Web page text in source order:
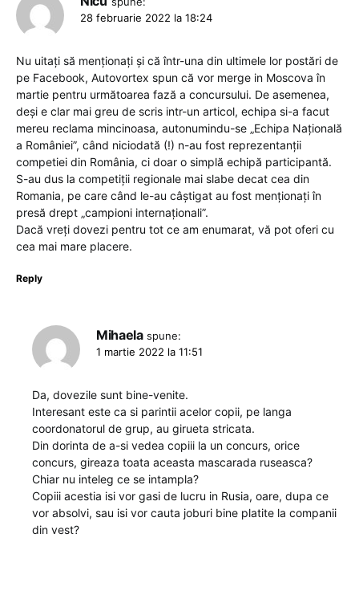
28 februarie 2022 la 18:24
Nu uitați să menționați și că într-una din ultimele lor postări de
pe Facebook, Autovortex spun că vor merge in Moscova în
martie pentru următoarea fază a concursului. De asemenea,
deși e clar mai greu de scris intr-un articol, echipa si-a facut
mereu reclama mincinoasa, autonumindu-se „Echipa Națională
a României”, când niciodată (!) n-au fost reprezentanții
competiei din România, ci doar o simplă echipă participantă.
S-au dus la competiții regionale mai slabe decat cea din
Romania, pe care când le-au câștigat au fost menționați în
presă drept „campioni internaționali”.
Dacă vreți dovezi pentru tot ce am enumarat, vă pot oferi cu
cea mai mare placere.
Reply
Mihaela spune:
1 martie 2022 la 11:51
Da, dovezile sunt bine-venite.
Interesant este ca si parintii acelor copii, pe langa
coordonatorul de grup, au girueta stricata.
Din dorinta de a-si vedea copiii la un concurs, orice
concurs, gireaza toata aceasta mascarada ruseasca?
Chiar nu inteleg ce se intampla?
Copiii acestia isi vor gasi de lucru in Rusia, oare, dupa ce
vor absolvi, sau isi vor cauta joburi bine platite la companii
din vest?